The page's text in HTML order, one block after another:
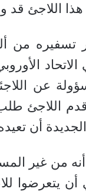
قد وصل إلى
تسفيره من
الاتحاد
عن
اللاجئ
أن
من غير
يتعرضوا